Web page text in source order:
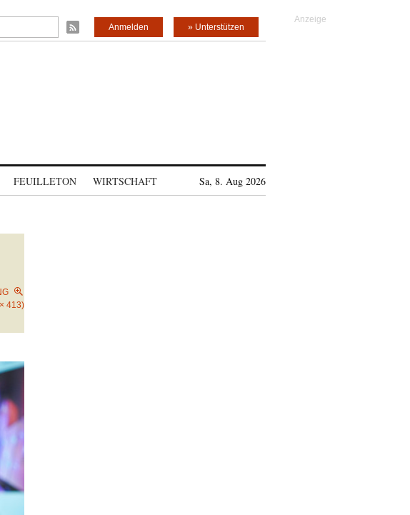
» Unterstützen
Anmelden
FEUILLETON WIRTSCHAFT Sa, 8. Aug 2026
413)